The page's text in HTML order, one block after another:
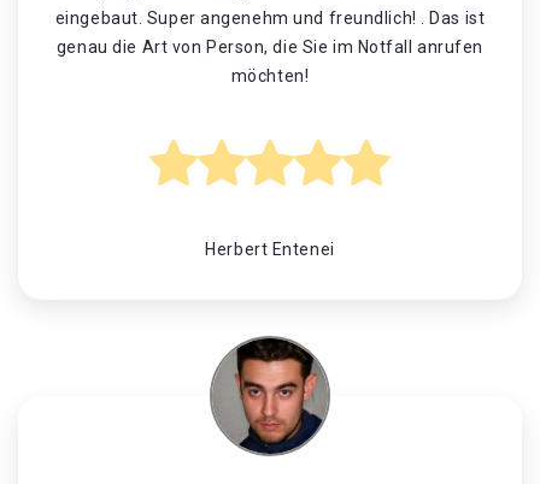
eingebaut. Super angenehm und freundlich! . Das ist
genau die Art von Person, die Sie im Notfall anrufen
möchten!
Herbert Entenei